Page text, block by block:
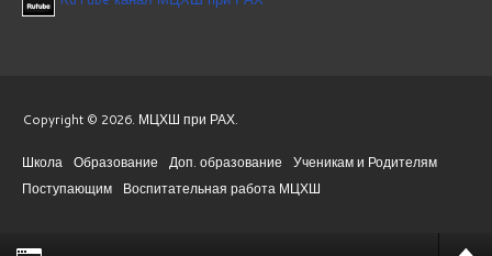
Copyright © 2026. МЦХШ при РАХ.
Школа Образование Доп. образование
Ученикам и Родителям
Поступающим
Воспитательная работа МЦХШ